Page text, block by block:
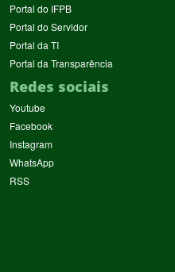
Portal do IFPB(abre
em
nova
Portal do Servidor(abre
janela)
Portal da TI(abre
nova
janela)
Portal da Transparência
Redes sociais
Youtube(abre
em
nova
janela)
Facebook(abre
nova
janela)
Instagram(abre
nova
WhatsApp(abre
RSS(abre